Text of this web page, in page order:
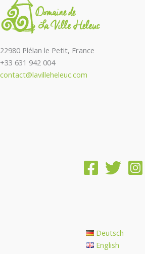
22980 Plélan le Petit, France
+33 631 942 004
contact@lavilleheleuc.com
Deutsch
English